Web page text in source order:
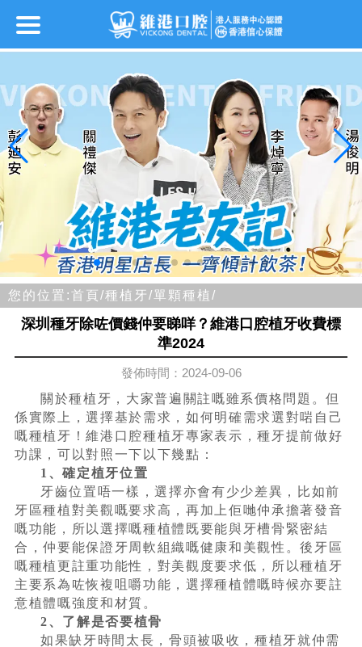
您的位置:首頁/種植牙/單顆種植/
深圳種牙除咗價錢仲要睇咩？維港口腔植牙收費標
準2024
發佈時間：2024-09-06
關於種植牙，大家普遍關註嘅雖系價格問題。但
係實際上，選擇基於需求，如何明確需求選對啱自己
嘅種植牙！維港口腔種植牙專家表示，種牙提前做好
功課，可以對照一下以下幾點：
1、確定植牙位置
牙齒位置唔一樣，選擇亦會有少少差異，比如前
牙區種植對美觀嘅要求高，再加上佢哋仲承擔著發音
嘅功能，所以選擇嘅種植體既要能與牙槽骨緊密結
合，仲要能保證牙周軟組織嘅健康和美觀性。後牙區
嘅種植更註重功能性，對美觀度要求低，所以種植牙
主要系為咗恢複咀嚼功能，選擇種植體嘅時候亦要註
意植體嘅強度和材質。
2、了解是否要植骨
如果缺牙時間太長，骨頭被吸收，種植牙就仲需